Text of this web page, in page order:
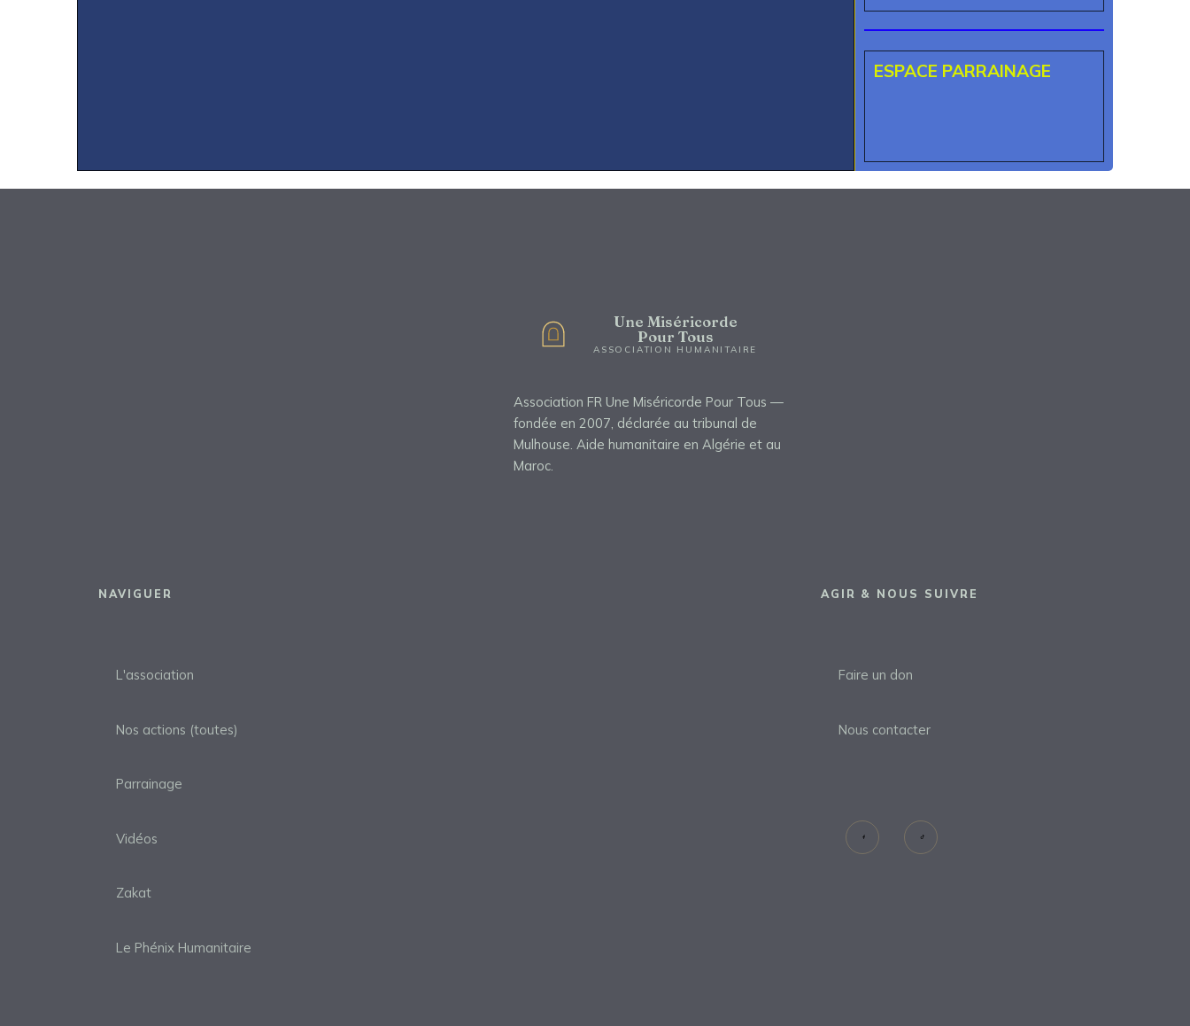
ESPACE PARRAINAGE
Une Miséricorde
Pour Tous
ASSOCIATION HUMANITAIRE
Association FR Une Miséricorde Pour Tous —
fondée en 2007, déclarée au tribunal de
Mulhouse. Aide humanitaire en Algérie et au
Maroc.
NAVIGUER
L'association
Nos actions (toutes)
Parrainage
Vidéos
Zakat
Le Phénix Humanitaire
AGIR & NOUS SUIVRE
Faire un don
Nous contacter